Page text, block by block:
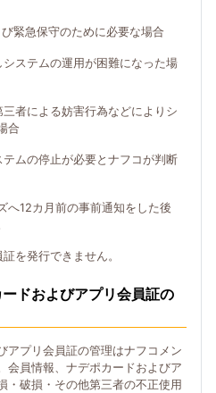
緊急保守のために必要な場合
システムの運用が困難になった場
三者による妨害行為などによりシ
合
テムの停止が必要とナフコが判断
へ12カ月前の事前通知をした後
を発行できません。
ドおよびアプリ会員証の
アプリ会員証の管理はナフコメン
会員情報、ナデポカードおよびア
・破損・その他第三者の不正使用